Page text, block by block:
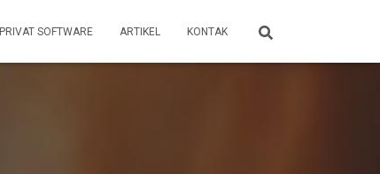
PRIVAT SOFTWARE ARTIKEL KONTAK